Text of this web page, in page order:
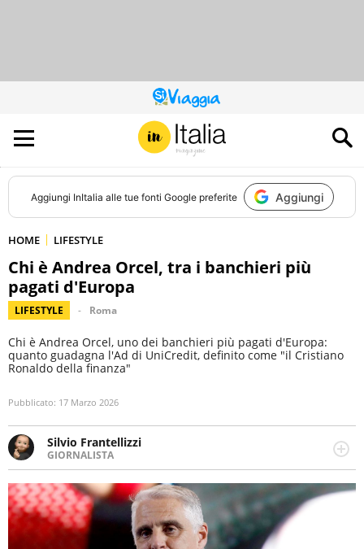
QUESTO
SITO
CONTRIBUISCE
ALL’AUDIENCE
DI
Aggiungi InItalia alle tue fonti Google preferite Aggiungi
HOME LIFESTYLE
Chi è Andrea Orcel, tra i banchieri più
pagati d'Europa
LIFESTYLE Roma
Chi è Andrea Orcel, uno dei banchieri più pagati d'Europa:
quanto guadagna l'Ad di UniCredit, definito come "il Cristiano
Ronaldo della finanza"
Pubblicato: 17 Marzo 2026
Silvio Frantellizzi
GIORNALISTA
Giornalista pubblicista. Da oltre dieci anni si occupa di
informazione sul web, scrivendo di sport, attualità,
cronaca, motori, spettacolo e videogame.